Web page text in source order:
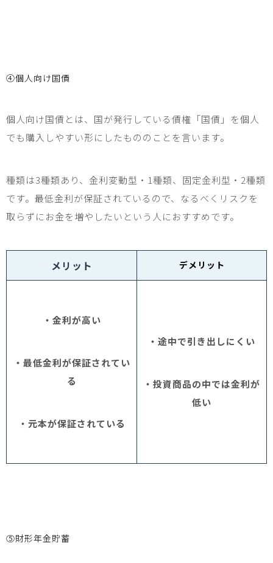
④個人向け国債
個人向け国債とは、国が発行している債権「国債」を個人
でも購入しやすい形にしたもののことを言います。
種類は3種類あり、金利変動型・ 1種類、固定金利型・ 2種類
です。最低金利が保証されているので、なるべくリスクを
取らずにお金を増やしたいという人におすすめです。
メリット デメリット
・金利が高い
・最低金利が保証されてい
る
・元本が保証されている
・途中で引き出しにくい
・投資商品の中では金利が
低い
⑤財形年金貯蓄